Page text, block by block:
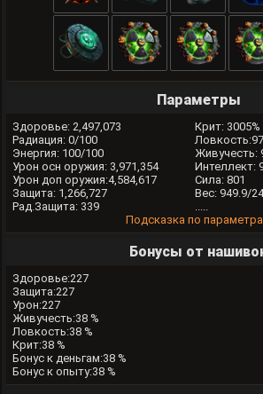
Параметры
Здоровье: 2,497,073
Радиация: 0/100
Энергия: 100/100
Урон осн оружия: 3,971,354
Урон доп оружия:4,584,617
Защита: 1,266,727
Рад.Защита: 339
Крит: 3005%
Живучесть:
Интеллект:
Сила: 801
Вес: 949.9/
.....
Подсказка по
Бонусы от
Здоровье:227
Защита:227
Урон:227
Живучесть:38 %
Ловкость:38 %
Крит:38 %
Бонус к деньгам:38 %
Бонус к опыту:38 %